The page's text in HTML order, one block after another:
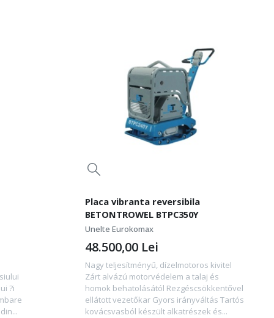
?i
Placa vibranta reversibila
BETONTROWEL BTPC350Y
Unelte Eurokomax
Nagy teljesítményű, dízelmotoros kivitel
Zárt alvázú motorvédelem a talaj és
homok behatolásától Rezgéscsökkentővel
ellátott vezetőkar Gyors irányváltás Tartós
kovácsvasból készült alkatrészek és...
48.500,00 Lei